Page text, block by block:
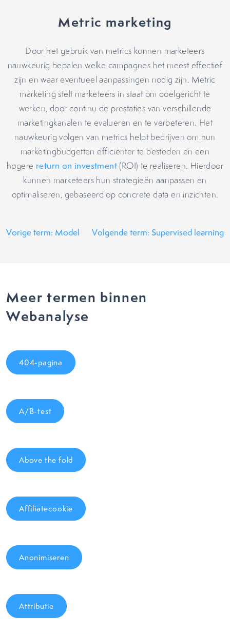
Metric marketing
Door het gebruik van metrics kunnen marketeers
nauwkeurig bepalen welke campagnes het meest effectief
zijn en waar eventueel aanpassingen nodig zijn. Metric
marketing stelt marketeers in staat om doelgericht te
werken, door continu de prestaties van verschillende
marketingkanalen te evalueren en te verbeteren. Het
nauwkeurig volgen van metrics helpt bedrijven om hun
marketingbudgetten efficiënter te besteden en een
hogere return on investment(ROI) te realiseren. Hierdoor
kunnen marketeers hun strategieën aanpassen en
optimaliseren, gebaseerd op concrete data en inzichten.
Vorige term: Model Volgende term: Supervised learning
Meer termen binnen
Webanalyse
404-pagina
A/B-test
Above the fold
Affiliatecookie
Anonimiseren
Attributie